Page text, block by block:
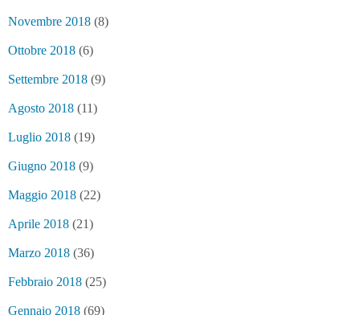
Novembre 2018 (8)
Ottobre 2018 (6)
Settembre 2018 (9)
Agosto 2018 (11)
Luglio 2018 (19)
Giugno 2018 (9)
Maggio 2018 (22)
Aprile 2018 (21)
Marzo 2018 (36)
Febbraio 2018 (25)
Gennaio 2018 (69)